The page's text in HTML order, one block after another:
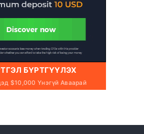
БҮРТГҮҮЛЭХ
$10,000 Үнэгүй Аваарай